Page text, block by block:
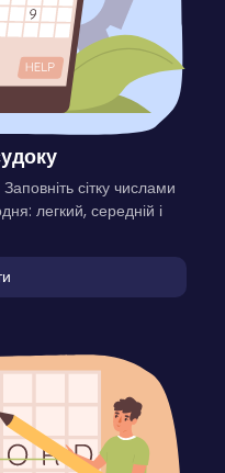
сітку числами
легкий, середній і